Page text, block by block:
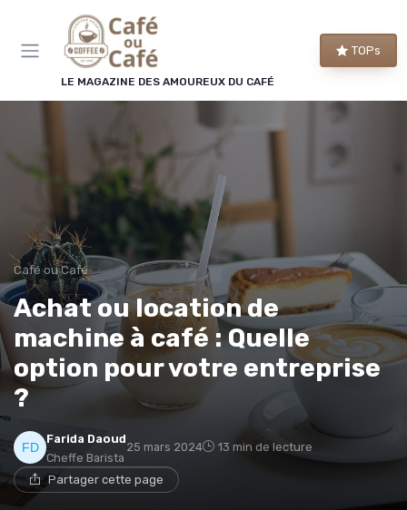
LE MAGAZINE DES AMOUREUX DU CAFÉ
TOPs
Café ou Café
Achat ou location de
machine à café : Quelle
option pour votre entreprise
?
Farida Daoud
Cheffe Barista
25 mars 2024 13 min de lecture
Partager cette page
Panneau de gestion des cookies